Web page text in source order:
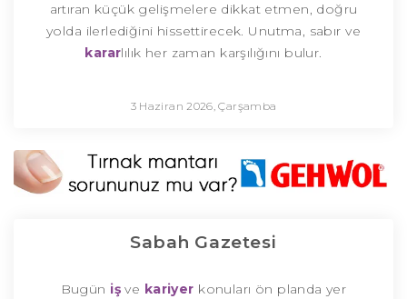
artıran küçük gelişmelere dikkat etmen, doğru
yolda ilerlediğini hissettirecek. Unutma, sabır ve
kararlılık her zaman karşılığını bulur.
3 Haziran 2026, Çarşamba
Sabah Gazetesi
Bugün işve kariyer konuları ön planda yer